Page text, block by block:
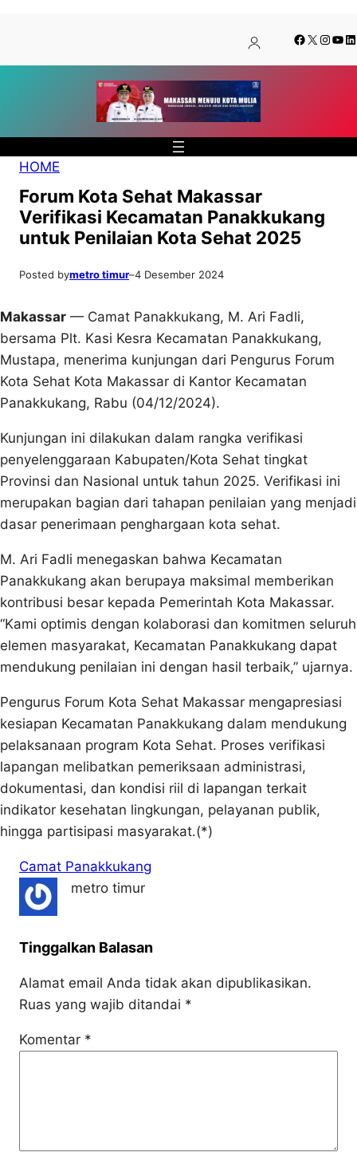
konten
content
Facebook
X
HOME
Forum Kota Sehat Makassar
Verifikasi Kecamatan Panakkukang
untuk Penilaian Kota Sehat 2025
Posted bymetro timur–4 Desember 2024
Makassar — Camat Panakkukang, M. Ari Fadli,
bersama Plt. Kasi Kesra Kecamatan Panakkukang,
Mustapa, menerima kunjungan dari Pengurus Forum
Kota Sehat Kota Makassar di Kantor Kecamatan
Panakkukang, Rabu (04/12/2024).
Kunjungan ini dilakukan dalam rangka verifikasi
penyelenggaraan Kabupaten/Kota Sehat tingkat
Provinsi dan Nasional untuk tahun 2025. Verifikasi ini
merupakan bagian dari tahapan penilaian yang menjadi
dasar penerimaan penghargaan kota sehat.
M. Ari Fadli menegaskan bahwa Kecamatan
Panakkukang akan berupaya maksimal memberikan
kontribusi besar kepada Pemerintah Kota Makassar.
“Kami optimis dengan kolaborasi dan komitmen seluruh
elemen masyarakat, Kecamatan Panakkukang dapat
mendukung penilaian ini dengan hasil terbaik,” ujarnya.
Pengurus Forum Kota Sehat Makassar mengapresiasi
kesiapan Kecamatan Panakkukang dalam mendukung
pelaksanaan program Kota Sehat. Proses verifikasi
lapangan melibatkan pemeriksaan administrasi,
dokumentasi, dan kondisi riil di lapangan terkait
indikator kesehatan lingkungan, pelayanan publik,
hingga partisipasi masyarakat.(*)
Camat Panakkukang
metro timur
Tinggalkan Balasan
Alamat email Anda tidak akan dipublikasikan.
Ruas yang wajib ditandai *
Komentar *